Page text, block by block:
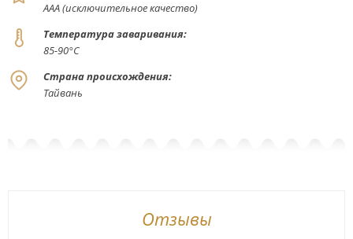
ААА (исключительное качество)
Температура заваривания:
85-90°С
Страна происхождения:
Тайвань
Отзывы